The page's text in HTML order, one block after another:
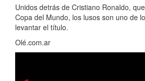
Unidos detrás de Cristiano Ronaldo,
Copa del Mundo, los lusos son uno de
levantar el título.
Olé.com.ar